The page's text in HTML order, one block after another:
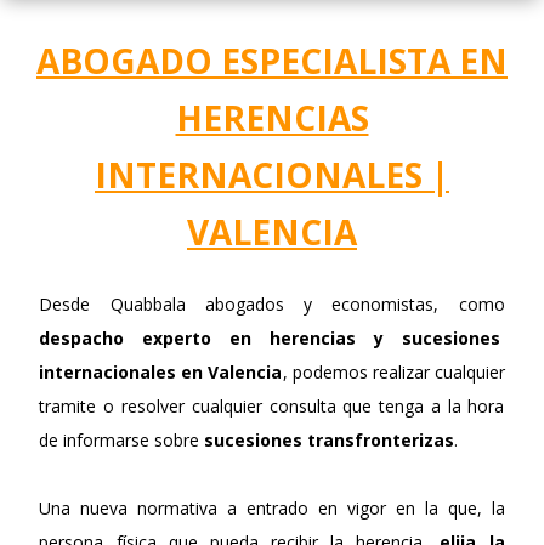
ABOGADO ESPECIALISTA EN
HERENCIAS
INTERNACIONALES |
VALENCIA
Desde Quabbala abogados y economistas, como
despacho experto en herencias y sucesiones
internacionales en Valencia, podemos realizar cualquier
tramite o resolver cualquier consulta que tenga a la hora
de informarse sobre sucesiones transfronterizas.
Una nueva normativa a entrado en vigor en la que, la